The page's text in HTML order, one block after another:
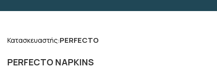
PERFECTO NAPKINS
Κατασκευαστής:PERFECTO